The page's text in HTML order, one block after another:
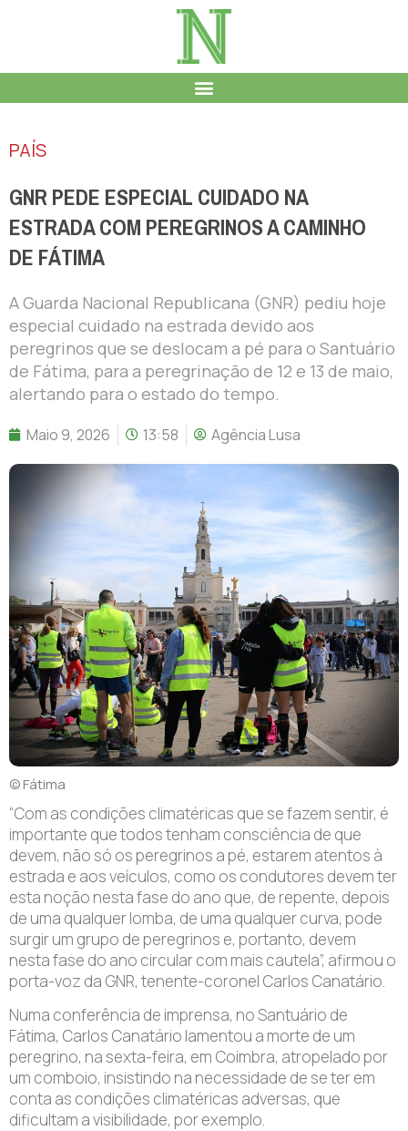
PAÍS
GNR PEDE ESPECIAL CUIDADO NA
ESTRADA COM PEREGRINOS A CAMINHO
DE FÁTIMA
A Guarda Nacional Republicana (GNR) pediu hoje
especial cuidado na estrada devido aos
peregrinos que se deslocam a pé para o Santuário
de Fátima, para a peregrinação de 12 e 13 de maio,
alertando para o estado do tempo.
Maio 9, 2026 13:58 Agência Lusa
© Fátima
“Com as condições climatéricas que se fazem sentir, é
importante que todos tenham consciência de que
devem, não só os peregrinos a pé, estarem atentos à
estrada e aos veículos, como os condutores devem ter
esta noção nesta fase do ano que, de repente, depois
de uma qualquer lomba, de uma qualquer curva, pode
surgir um grupo de peregrinos e, portanto, devem
nesta fase do ano circular com mais cautela”, afirmou o
porta-voz da GNR, tenente-coronel Carlos Canatário.
Numa conferência de imprensa, no Santuário de
Fátima, Carlos Canatário lamentou a morte de um
peregrino, na sexta-feira, em Coimbra, atropelado por
um comboio, insistindo na necessidade de se ter em
conta as condições climatéricas adversas, que
dificultam a visibilidade, por exemplo.